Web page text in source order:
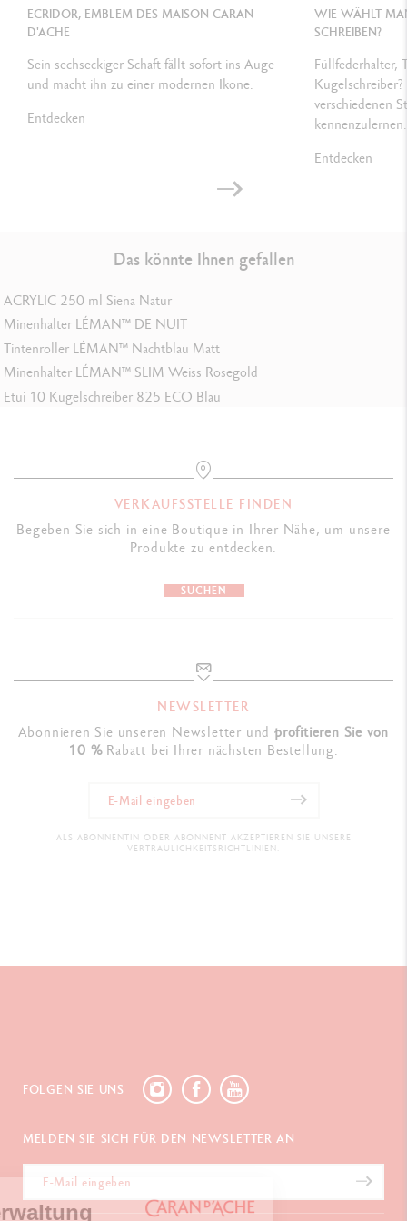
Verwaltung
Tintenfass (50 ml) mit farblich passender Tinte
Gewicht: 0.800 kg
Garantie und Gebrauchsanleitung von Caran d’Ache
Swiss Made
Breiten F: Ref. 4799.745
Breiten B: Ref. 4799.765
ECRIDOR, EMBLEM DES MAISON CARAN
D'ACHE
Sein sechseckiger Schaft fällt sofort ins Auge
und macht ihn zu einer modernen Ikone.
Entdecken
WIE WÄHLT
SCHREIBEN?
Füllfederhalter,
verschiedenen
kennenzulernen.
Entdecken
Das könnte Ihnen gefallen
ACRYLIC 250 ml Siena Natur
Minenhalter LÉMAN™ DE NUIT
Tintenroller LÉMAN™ Nachtblau Matt
Minenhalter LÉMAN™ SLIM Weiss Rosegold
Etui 10 Kugelschreiber 825 ECO Blau
VERKAUFSSTELLE FINDEN
Begeben Sie sich in eine Boutique in Ihrer Nähe, um unsere
Produkte zu entdecken.
SUCHEN
NEWSLETTER
Abonnieren Sie unseren Newsletter undprofitieren Sie von
10 %Rabatt bei Ihrer nächsten Bestellung.
ALS ABONNENTIN ODER ABONNENT AKZEPTIEREN SIE UNSERE
VERTRAULICHKEITSRICHTLINIEN.
FOLGEN SIE UNS
MELDEN SIE SICH FÜR DEN NEWSLETTER AN